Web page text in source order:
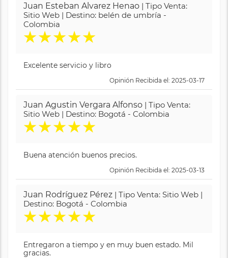
Juan Esteban Alvarez Henao | Tipo Venta:
Sitio Web | Destino: belén de umbría -
Colombia
★★★★★
Excelente servicio y libro
Opinión Recibida el: 2025-03-17
Juan Agustin Vergara Alfonso | Tipo Venta:
Sitio Web | Destino: Bogotá - Colombia
★★★★★
Buena atención buenos precios.
Opinión Recibida el: 2025-03-13
Juan Rodríguez Pérez | Tipo Venta: Sitio Web |
Destino: Bogotá - Colombia
★★★★★
Entregaron a tiempo y en muy buen estado. Mil
gracias.